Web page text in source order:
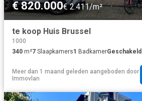
€ 820.000€ 2.411/m²
te koop Huis Brussel
1000
340 m²7 Slaapkamers1 Badkamer
Meer dan 1 maand geleden aangeboden door
Immovlan